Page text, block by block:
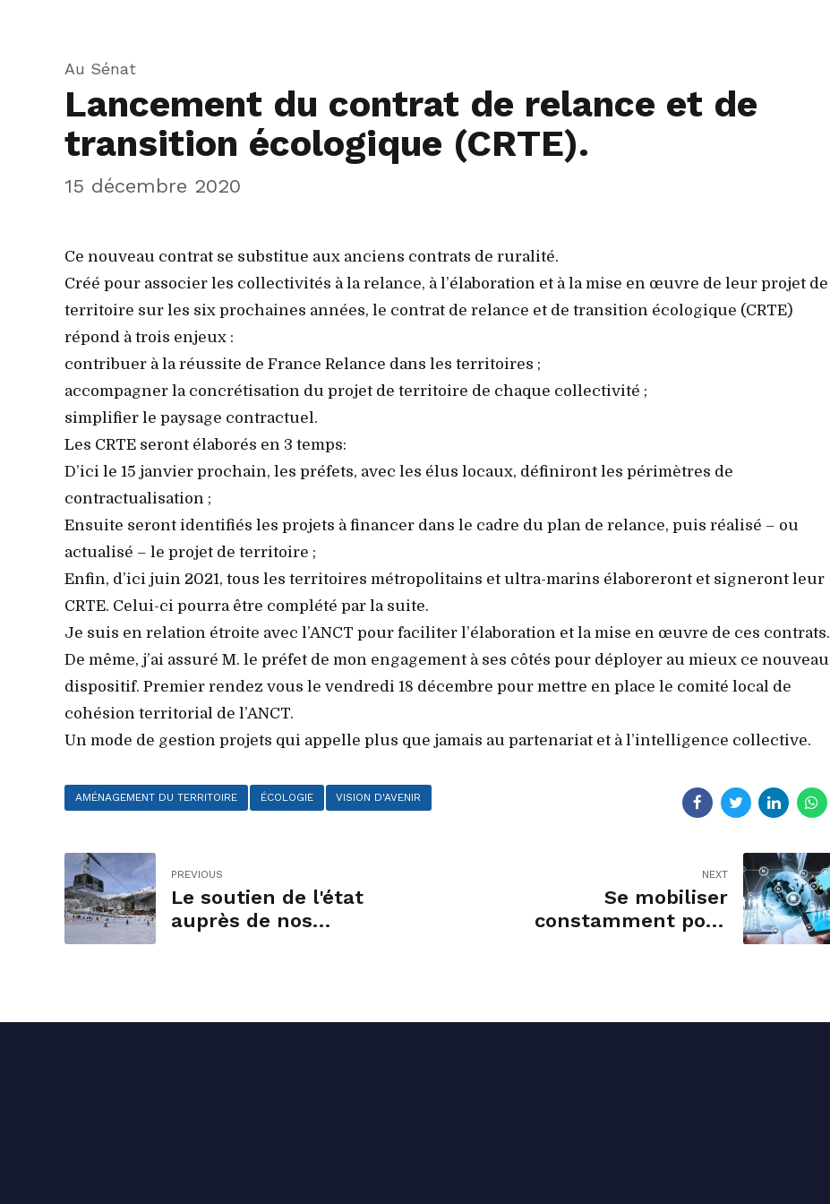
Au Sénat
Lancement du contrat de relance et de
transition écologique (CRTE).
15 décembre 2020
Ce nouveau contrat se substitue aux anciens contrats de ruralité.
Créé pour associer les collectivités à la relance, à l’élaboration et à la mise en œuvre de leur projet de
territoire sur les six prochaines années, le contrat de relance et de transition écologique (CRTE)
répond à trois enjeux :
contribuer à la réussite de France Relance dans les territoires ;
accompagner la concrétisation du projet de territoire de chaque collectivité ;
simplifier le paysage contractuel.
Les CRTE seront élaborés en 3 temps:
D’ici le 15 janvier prochain, les préfets, avec les élus locaux, définiront les périmètres de
contractualisation ;
Ensuite seront identifiés les projets à financer dans le cadre du plan de relance, puis réalisé – ou
actualisé – le projet de territoire ;
Enfin, d’ici juin 2021, tous les territoires métropolitains et ultra-marins élaboreront et signeront leur
CRTE. Celui-ci pourra être complété par la suite.
Je suis en relation étroite avec l’ANCT pour faciliter l’élaboration et la mise en œuvre de ces contrats.
De même, j’ai assuré M. le préfet de mon engagement à ses côtés pour déployer au mieux ce nouveau
dispositif. Premier rendez vous le vendredi 18 décembre pour mettre en place le comité local de
cohésion territorial de l’ANCT.
Un mode de gestion projets qui appelle plus que jamais au partenariat et à l’intelligence collective.
AMÉNAGEMENT DU TERRITOIRE ÉCOLOGIE VISION D'AVENIR
PREVIOUS
Le soutien de l'état
auprès de nos
NEXT
Se mobiliser
constamment pour